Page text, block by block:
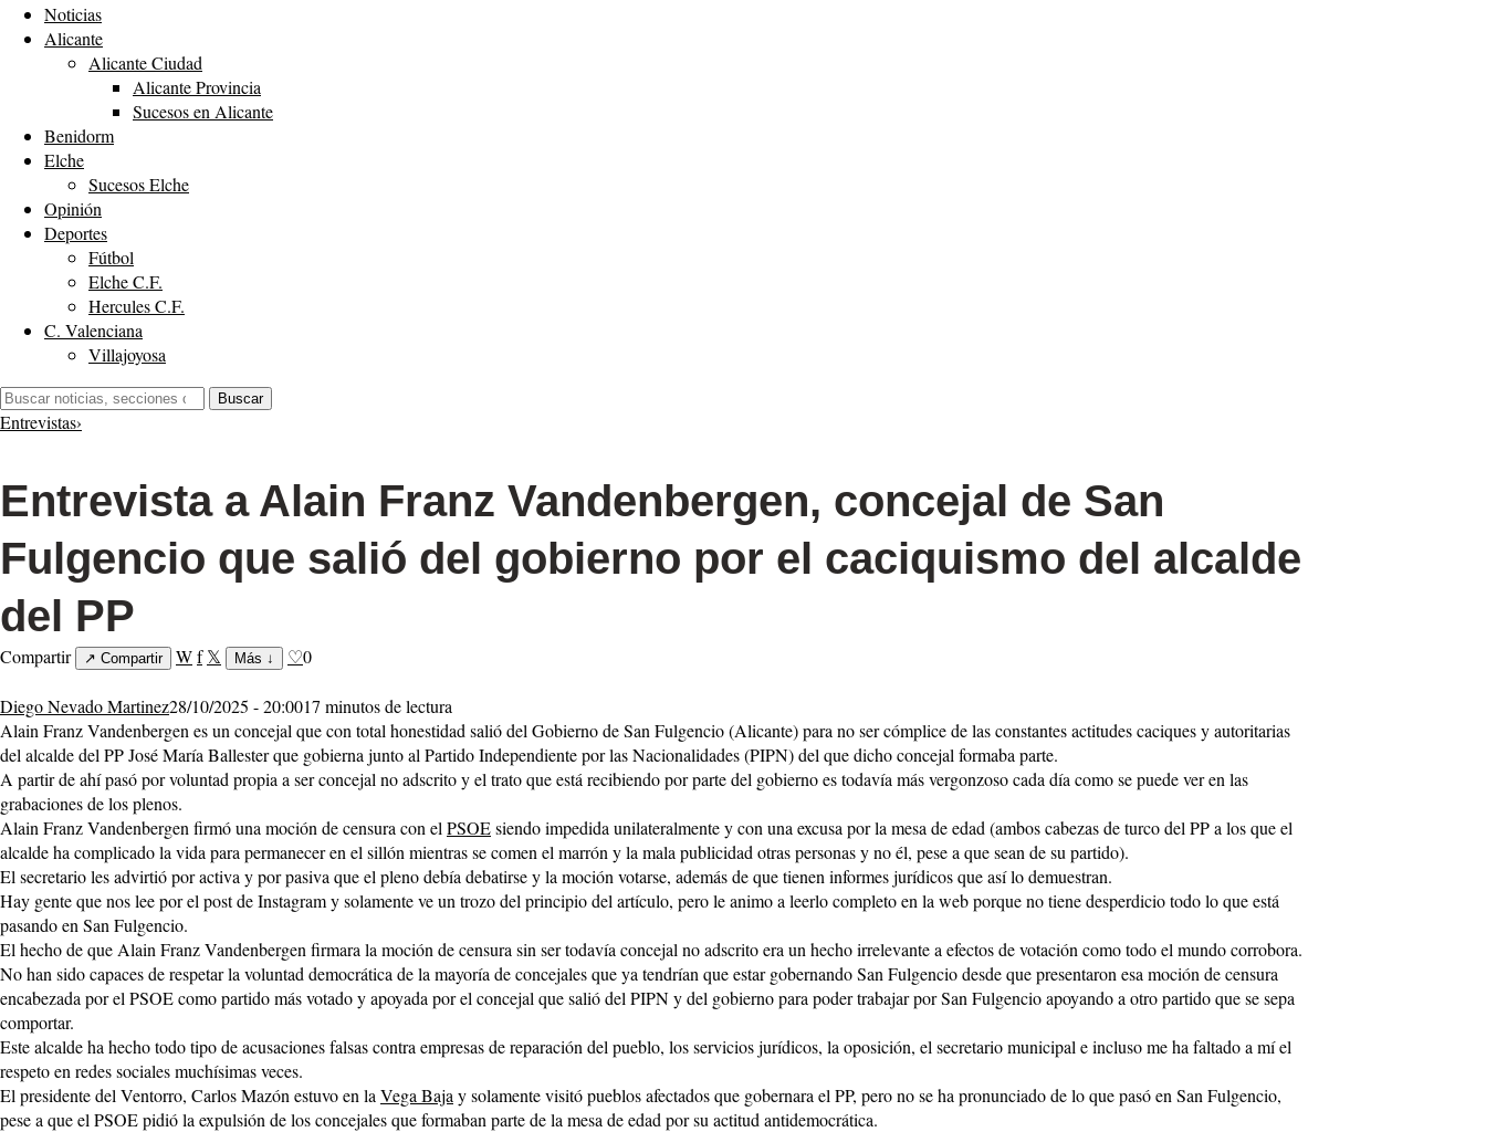
Noticias
Alicante
Alicante Ciudad
Alicante Provincia
Sucesos en Alicante
Benidorm
Elche
Sucesos Elche
Opinión
Deportes
Fútbol
Elche C.F.
Hercules C.F.
C. Valenciana
Villajoyosa
Buscar:
Buscar
Entrevistas›
Entrevista a Alain Franz Vandenbergen, concejal de San
Fulgencio que salió del gobierno por el caciquismo del alcalde
del PP
Compartir ↗ Compartir Wf 𝕏 Más ↓ ♡0
Diego Nevado Martinez28/10/2025 - 20:0017 minutos de lectura
Alain Franz Vandenbergen es un concejal que con total honestidad salió del Gobierno de San Fulgencio (Alicante) para no ser cómplice de las constantes actitudes caciques y autoritarias
del alcalde del PP José María Ballester que gobierna junto al Partido Independiente por las Nacionalidades (PIPN) del que dicho concejal formaba parte.
A partir de ahí pasó por voluntad propia a ser concejal no adscrito y el trato que está recibiendo por parte del gobierno es todavía más vergonzoso cada día como se puede ver en las
grabaciones de los plenos.
Alain Franz Vandenbergen firmó una moción de censura con el PSOEsiendo impedida unilateralmente y con una excusa por la mesa de edad (ambos cabezas de turco del PP a los que el
alcalde ha complicado la vida para permanecer en el sillón mientras se comen el marrón y la mala publicidad otras personas y no él, pese a que sean de su partido).
El secretario les advirtió por activa y por pasiva que el pleno debía debatirse y la moción votarse, además de que tienen informes jurídicos que así lo demuestran.
Hay gente que nos lee por el post de Instagram y solamente ve un trozo del principio del artículo, pero le animo a leerlo completo en la web porque no tiene desperdicio todo lo que está
pasando en San Fulgencio.
El hecho de que Alain Franz Vandenbergen firmara la moción de censura sin ser todavía concejal no adscrito era un hecho irrelevante a efectos de votación como todo el mundo corrobora.
No han sido capaces de respetar la voluntad democrática de la mayoría de concejales que ya tendrían que estar gobernando San Fulgencio desde que presentaron esa moción de censura
encabezada por el PSOE como partido más votado y apoyada por el concejal que salió del PIPN y del gobierno para poder trabajar por San Fulgencio apoyando a otro partido que se sepa
comportar.
Este alcalde ha hecho todo tipo de acusaciones falsas contra empresas de reparación del pueblo, los servicios jurídicos, la oposición, el secretario municipal e incluso me ha faltado a mí el
respeto en redes sociales muchísimas veces.
El presidente del Ventorro, Carlos Mazón estuvo en la Vega Baja y solamente visitó pueblos afectados que gobernara el PP, pero no se ha pronunciado de lo que pasó en San Fulgencio,
pese a que el PSOE pidió la expulsión de los concejales que formaban parte de la mesa de edad por su actitud antidemocrática.